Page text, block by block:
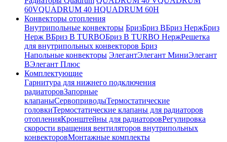
60VQUADRUM 40 HQUADRUM 60H
Конвекторы отопления
Внутрипольные конвекторы БризБриз ВБриз НержБриз
Нерж ВБриз В TURBOБриз В TURBO НержРешетка
для внутрипольных конвекторов Бриз
Напольные конвекторы ЭлегантЭлегант МиниЭлегант
ВЭлегант Плюс
Комплектующие
Гарнитура для нижнего подключения
радиаторовЗапорные
клапаныСервоприводыТермостатические
головкиТермостатические клапаны для радиаторов
отопленияКронштейны для радиаторовРегулировка
скорости вращения вентиляторов внутрипольных
конвекторовМонтажные комплекты